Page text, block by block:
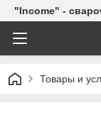
"Income" -
Товары и